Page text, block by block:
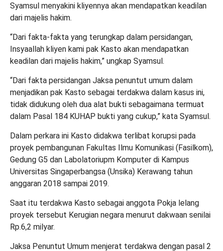
Syamsul menyakini kliyennya akan mendapatkan keadilan
dari majelis hakim.
“Dari fakta-fakta yang terungkap dalam persidangan,
Insyaallah kliyen kami pak Kasto akan mendapatkan
keadilan dari majelis hakim,” ungkap Syamsul.
“Dari fakta persidangan Jaksa penuntut umum dalam
menjadikan pak Kasto sebagai terdakwa dalam kasus ini,
tidak didukung oleh dua alat bukti sebagaimana termuat
dalam Pasal 184 KUHAP bukti yang cukup,” kata Syamsul.
Dalam perkara ini Kasto didakwa terlibat korupsi pada
proyek pembangunan Fakultas Ilmu Komunikasi (Fasilkom),
Gedung G5 dan Labolatoriupm Komputer di Kampus
Universitas Singaperbangsa (Unsika) Kerawang tahun
anggaran 2018 sampai 2019.
Saat itu terdakwa Kasto sebagai anggota Pokja lelang
proyek tersebut Kerugian negara menurut dakwaan senilai
Rp.6,2 milyar.
Jaksa Penuntut Umum menjerat terdakwa dengan pasal 2